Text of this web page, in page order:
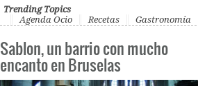
Trending Topics
Agenda Ocio
Recetas Gastronomía
Sablon, un barrio con mucho
encanto en Bruselas